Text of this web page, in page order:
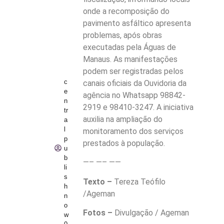
c
e
n
tr
a
l
p
u
b
li
s
h
n
o
w
onde a recomposição do
pavimento asfáltico apresenta
problemas, após obras
executadas pela Águas de
Manaus. As manifestações
podem ser registradas pelos
canais oficiais da Ouvidoria da
agência no Whatsapp 98842-
2919 e 98410-3247. A iniciativa
auxilia na ampliação do
monitoramento dos serviços
prestados à população.
—– —– ——
Texto – Tereza Teófilo
/Ageman
Fotos – Divulgação / Ageman